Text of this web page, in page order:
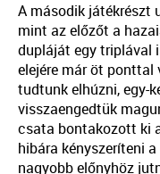
A második játékrészt
mint az előzőt a
dupláját egy triplával
elejére már öt ponttal
tudtunk elhúzni, egy-
visszaengedtük
csata bontakozott ki
hibára kényszeríteni
nagyobb előnyhöz